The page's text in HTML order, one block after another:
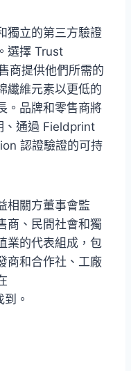
獨立的第三方驗證
選擇 Trust
商提供他們所需的
纖維元素以更低的
。品牌和零售商將
通過 Fieldprint
認證驗證的可持
相關方董事會監
商、民間社會和獨
業的代表組成，包
商和合作社、工廠
到。